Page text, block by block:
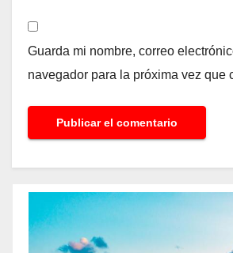
Guarda mi nombre, correo
navegador para la próxima vez que